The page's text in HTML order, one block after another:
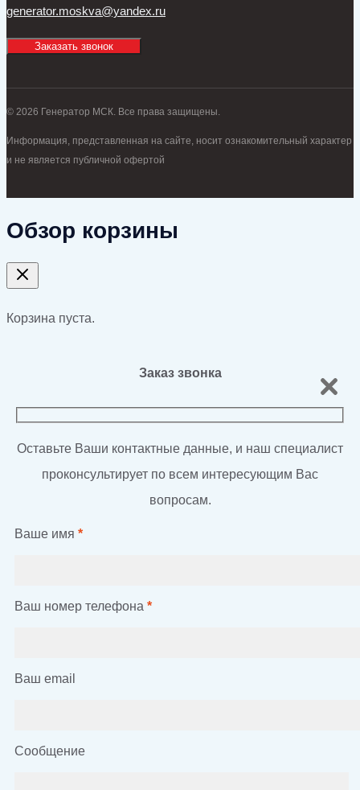
generator.moskva@yandex.ru
Заказать звонок
© 2026 Генератор МСК. Все права защищены.
Информация, представленная на сайте, носит ознакомительный характер
и не является публичной офертой
Обзор корзины
Корзина пуста.
Заказ звонка
Оставьте Ваши контактные данные, и наш специалист
проконсультирует по всем интересующим Вас
вопросам.
Ваше имя *
Ваш номер телефона *
Ваш email
Сообщение